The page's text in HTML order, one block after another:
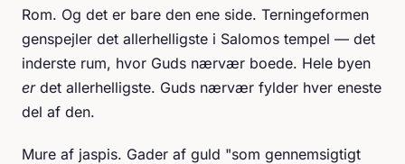
Rom. Og det er bare den ene side. Terningeformen
genspejler det allerhelligste i Salomos tempel — det
inderste rum, hvor Guds nærvær boede. Hele byen
erdet allerhelligste. Guds nærvær fylder hver eneste
del af den.
Mure af jaspis. Gader af guld "som gennemsigtigt